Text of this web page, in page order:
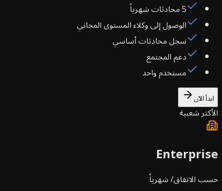
5 محادثات شهرياً
الوصول إلى وكلاء المستوى المجاني
سجل محادثات أساسي
دعم المجتمع
مستخدم واحد
الآن
شعبية
الاتفاق/ شهرياً